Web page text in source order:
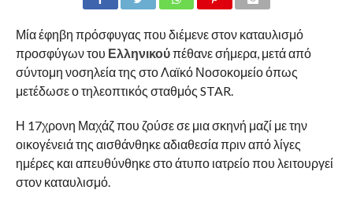
Μία έφηβη πρόσφυγας που διέμενε στον καταυλισμό
προσφύγων του Ελληνικούπέθανε σήμερα, μετά από
σύντομη νοσηλεία της στο Λαϊκό Νοσοκομείο όπως
μετέδωσε ο τηλεοπτικός σταθμός STAR.
Η 17χρονη Μαχάζ που ζούσε σε μια σκηνή μαζί με την
οικογένειά της αισθάνθηκε αδιαθεσία πριν από λίγες
ημέρες και απευθύνθηκε στο άτυπο ιατρείο που λειτουργεί
στον καταυλισμό.